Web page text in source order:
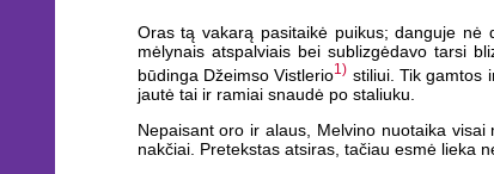
Oras tą vakarą pasitaikė puikus; danguje nė
mėlynais atspalviais bei sublizgėdavo tarsi
būdinga Džeimso Vistlerio1) stiliui. Tik gamtos
jautė tai ir ramiai snaudė po staliuku.
Nepaisant oro ir alaus, Melvino nuotaika
nakčiai. Pretekstas atsiras, tačiau esmė lieka